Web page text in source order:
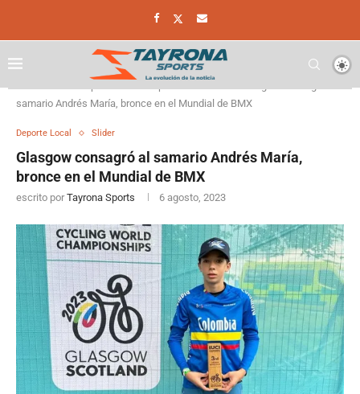
samario Andrés María, bronce en el Mundial de BMX
Deporte Local Slider
Glasgow consagró al samario Andrés María,
bronce en el Mundial de BMX
escrito por Tayrona Sports 6 agosto, 2023